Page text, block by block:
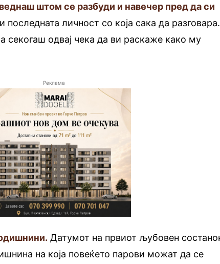
штом се разбуди и навечер пред да си
последната личност со која сака да разговара.
секогаш одвај чека да ви раскаже како му
Реклама
Датумот на првиот љубовен
на која повеќето парови можат да се